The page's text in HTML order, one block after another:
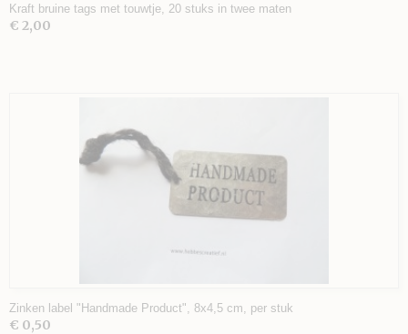
Kraft bruine tags met touwtje, 20 stuks in twee maten
€ 2,00
Zinken label "Handmade Product", 8x4,5 cm, per stuk
€ 0,50